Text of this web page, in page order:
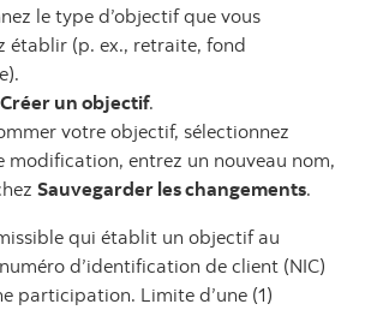
le type d’objectif que vous
établir (p. ex., retraite, fond
Créer un objectif.
votre objectif, sélectionnez
modification, entrez un nouveau nom,
Sauvegarder les changements.
qui établit un objectif au
d’identification de client (NIC)
participation. Limite d’une (1)